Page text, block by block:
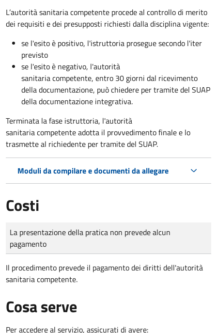
L’autorità sanitaria competente procede al controllo di merito
dei requisiti e dei presupposti richiesti dalla disciplina vigente:
se l'esito è positivo, l'istruttoria prosegue secondo l'iter
previsto
se l'esito è negativo, l'autorità
sanitaria competente, entro 30 giorni dal ricevimento
della documentazione, può chiedere per tramite del SUAP
della documentazione integrativa.
Terminata la fase istruttoria, l'autorità
sanitaria competente adotta il provvedimento finale e lo
trasmette al richiedente per tramite del SUAP.
Moduli da compilare e documenti da allegare
Costi
Tipo di pagamento
Importo
La presentazione della pratica non prevede alcun
pagamento
Il procedimento prevede il pagamento dei diritti dell'autorità
sanitaria competente.
Cosa serve
Per accedere al servizio, assicurati di avere: